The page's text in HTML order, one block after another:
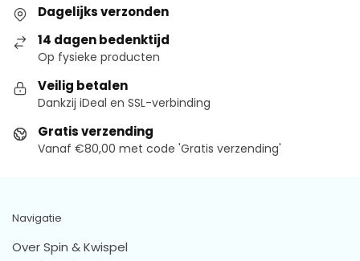
Dagelijks verzonden
14 dagen bedenktijd
Op fysieke producten
Veilig betalen
Dankzij iDeal en SSL-verbinding
Gratis verzending
Vanaf €80,00 met code 'Gratis verzending'
Navigatie
Over Spin & Kwispel